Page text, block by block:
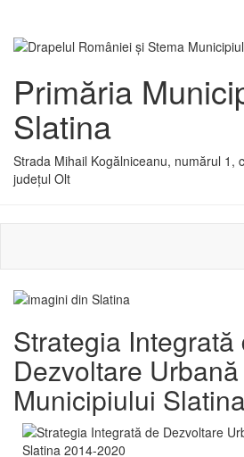
Primăria
Slatina
Strada Mihail Kogălniceanu, numărul 1,
județul Olt
Strategia Integrată
Dezvoltare
Municipiului